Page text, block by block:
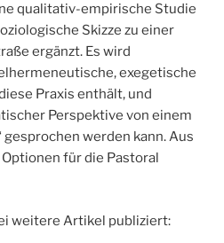
qualitativ-empirische Studie
Skizze zu einer
ergänzt. Es wird
exegetische
Praxis enthält, und
Perspektive von einem
gesprochen werden kann. Aus
für die Pastoral
weitere Artikel publiziert: